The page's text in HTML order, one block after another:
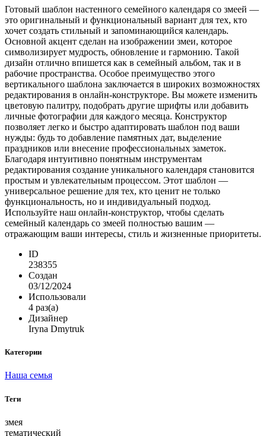
Готовый шаблон настенного семейного календаря со змеей —
это оригинальный и функциональный вариант для тех, кто
хочет создать стильный и запоминающийся календарь.
Основной акцент сделан на изображении змеи, которое
символизирует мудрость, обновление и гармонию. Такой
дизайн отлично впишется как в семейный альбом, так и в
рабочие пространства. Особое преимущество этого
вертикального шаблона заключается в широких возможностях
редактирования в онлайн-конструкторе. Вы можете изменить
цветовую палитру, подобрать другие шрифты или добавить
личные фотографии для каждого месяца. Конструктор
позволяет легко и быстро адаптировать шаблон под ваши
нужды: будь то добавление памятных дат, выделение
праздников или внесение профессиональных заметок.
Благодаря интуитивно понятным инструментам
редактирования создание уникального календаря становится
простым и увлекательным процессом. Этот шаблон —
универсальное решение для тех, кто ценит не только
функциональность, но и индивидуальный подход.
Используйте наш онлайн-конструктор, чтобы сделать
семейный календарь со змеей полностью вашим —
отражающим ваши интересы, стиль и жизненные приоритеты.
ID
238355
Создан
03/12/2024
Использовали
4 раз(а)
Дизайнер
Iryna Dmytruk
Категории
Наша семья
Теги
змея
тематический